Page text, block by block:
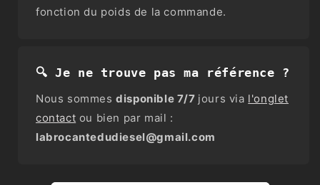
fonction du poids de la commande.
🔍 Je ne trouve pas ma référence ?
Nous sommesdisponible 7/7 jours via l'onglet
contact ou bien par mail :
labrocantedudiesel@gmail.com